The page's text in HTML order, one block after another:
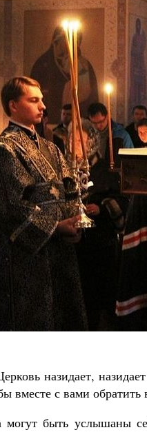
назидает,
вместе с вами
быть услышаны
Как найти